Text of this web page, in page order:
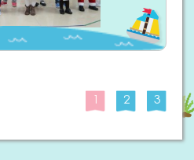
1 2 3